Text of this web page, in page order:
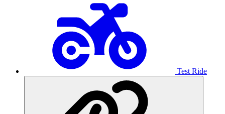
Test Ride